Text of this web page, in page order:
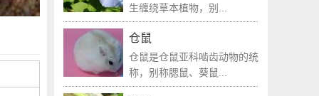
生缠绕草本植物，别...
仓鼠
仓鼠是仓鼠亚科啮齿动物的统
称，别称腮鼠、葵鼠...